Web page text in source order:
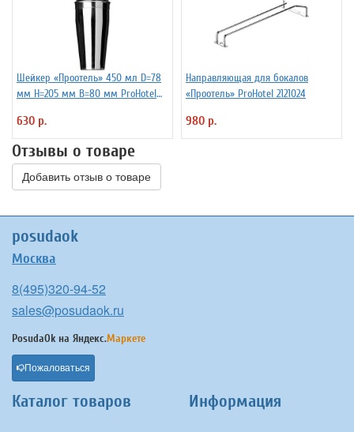
Шейкер «Проотель» 450 мл D=78
мм H=205 мм B=80 мм ProHotel
630 р.
Направляющая для бокалов
«Проотель» ProHotel 2121024
980 р.
Отзывы о товаре
Добавить отзыв о товаре
posudaok
Москва
8(495)320-94-52
sales@posudaok.ru
PosudaOk на Яндекс.Маркете
Пожаловаться
Каталог товаров Информация